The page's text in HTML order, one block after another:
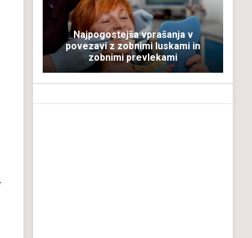
Najpogostejša vprašanja v
povezavi z zobnimi luskami in
zobnimi prevlekami